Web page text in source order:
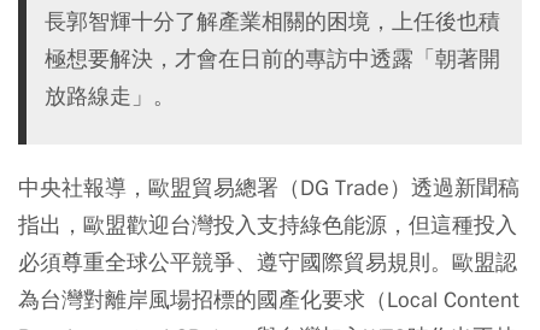
長郭智輝十分了解產業相關的困境，上任後也積
極想要解決，才會在日前的專訪中透露「朝著開
放路線走」。
中央社報導，歐盟貿易總署（DG Trade）透過新聞稿
指出，歐盟歡迎台灣投入支持綠色能源，但這種投入
必須尊重全球公平競爭、遵守國際貿易規則。歐盟認
為台灣對離岸風場招標的國產化要求（Local Content